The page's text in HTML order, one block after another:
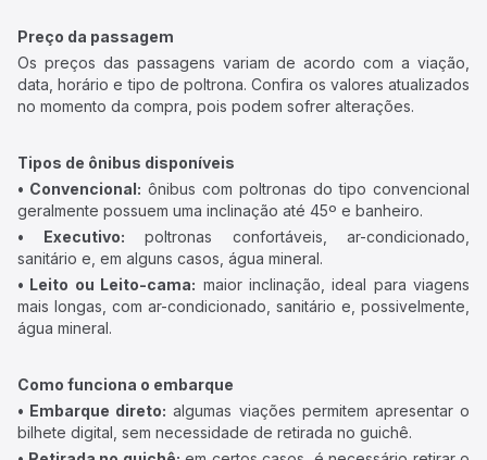
Preço da passagem
Os preços das passagens variam de acordo com a viação,
data, horário e tipo de poltrona. Confira os valores atualizados
no momento da compra, pois podem sofrer alterações.
Tipos de ônibus disponíveis
• Convencional: ônibus com poltronas do tipo convencional
geralmente possuem uma inclinação até 45º e banheiro.
• Executivo: poltronas confortáveis, ar-condicionado,
sanitário e, em alguns casos, água mineral.
• Leito ou Leito-cama: maior inclinação, ideal para viagens
mais longas, com ar-condicionado, sanitário e, possivelmente,
água mineral.
Como funciona o embarque
• Embarque direto: algumas viações permitem apresentar o
bilhete digital, sem necessidade de retirada no guichê.